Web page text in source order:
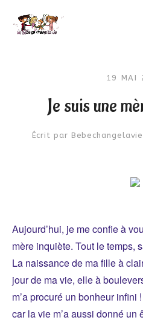
19 MAI
Je suis une
Écrit par Bebechangelavie
Aujourd’hui, je me confie à
mère inquiète. Tout le temps,
La naissance de ma fille à
jour de ma vie, elle à
m’a procuré un bonheur infini
car la vie m’a aussi donné un